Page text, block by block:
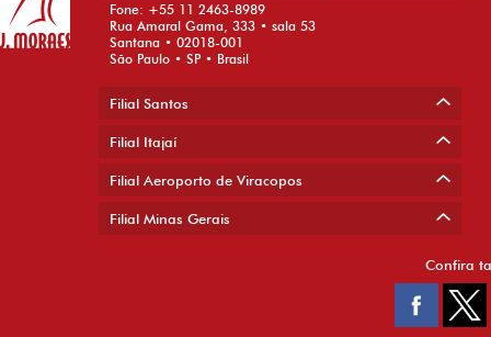
Fone: +55 11 2463-8989
Rua Amaral Gama, 333 • sala 53
Santana • 02018-001
São Paulo • SP • Brasil
Filial Santos
Filial Itajaí
Filial Aeroporto de Viracopos
Filial Minas Gerais
Confira